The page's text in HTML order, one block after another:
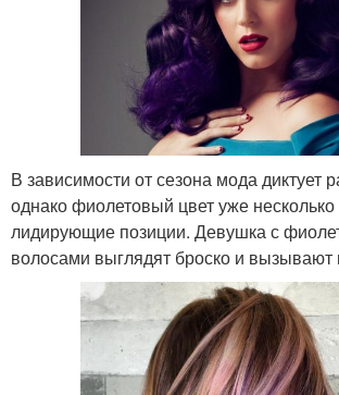
В зависимости от сезона мода диктует
однако фиолетовый цвет уже несколько
лидирующие позиции. Девушка с
волосами выглядят броско и вызывают